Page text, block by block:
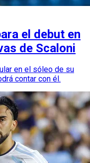
el debut en
de Scaloni
en el sóleo de su
contar con él.